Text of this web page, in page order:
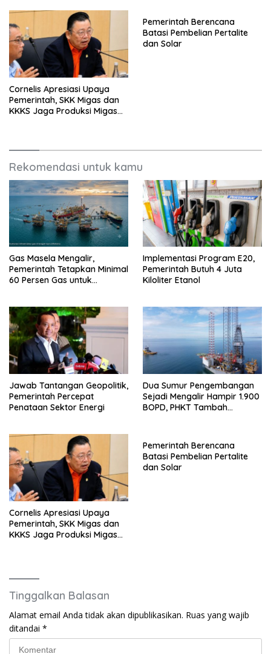
Cornelis Apresiasi Upaya
Pemerintah, SKK Migas dan
KKKS Jaga Produksi Migas
Pemerintah Berencana
Batasi Pembelian Pertalite
dan Solar
Rekomendasi untuk kamu
Gas Masela Mengalir,
Pemerintah Tetapkan Minimal
60 Persen Gas untuk
Implementasi Program E20,
Pemerintah Butuh 4 Juta
Kiloliter Etanol
Jawab Tantangan Geopolitik,
Pemerintah Percepat
Penataan Sektor Energi
Dua Sumur Pengembangan
Sejadi Mengalir Hampir 1.900
BOPD, PHKT Tambah
Cornelis Apresiasi Upaya
Pemerintah, SKK Migas dan
KKKS Jaga Produksi Migas
Pemerintah Berencana
Batasi Pembelian Pertalite
dan Solar
Tinggalkan Balasan
Alamat email Anda tidak akan dipublikasikan. Ruas yang wajib
ditandai *